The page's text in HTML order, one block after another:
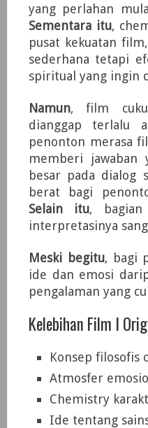
yang perlahan
Sementara itu,
pusat kekuatan
sederhana tetapi
spiritual yang ingin
Namun, film
dianggap terlalu
penonton merasa
memberi jawaban
besar pada dialog
berat bagi
Selain itu,
interpretasinya
Meski begitu, bagi
ide dan emosi
pengalaman yang
Kelebihan Film I
Konsep filosofis
Atmosfer
Chemistry
Ide tentang